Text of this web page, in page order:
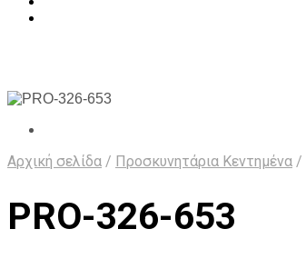
Αρχική σελίδα / Προσκυνητάρια Κεντημένα /
PRO-326-653